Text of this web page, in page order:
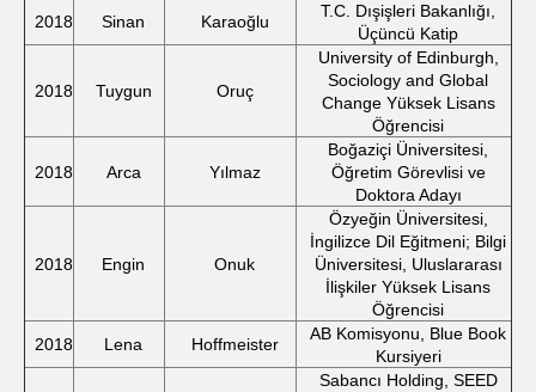
2018
Sinan Karaoğlu
T.C. Dışişleri Bakanlığı,
Üçüncü Katip
2018 Tuygun Oruç
University of Edinburgh,
Sociology and Global
Change Yüksek Lisans
Öğrencisi
2018 Arca Yılmaz
Boğaziçi Üniversitesi,
Öğretim Görevlisi ve
Doktora Adayı
2018 Engin Onuk
Özyeğin Üniversitesi,
İngilizce Dil Eğitmeni; Bilgi
Üniversitesi, Uluslararası
İlişkiler Yüksek Lisans
Öğrencisi
2018
Lena Hoffmeister
AB Komisyonu, Blue Book
Kursiyeri
Sabancı Holding, SEED